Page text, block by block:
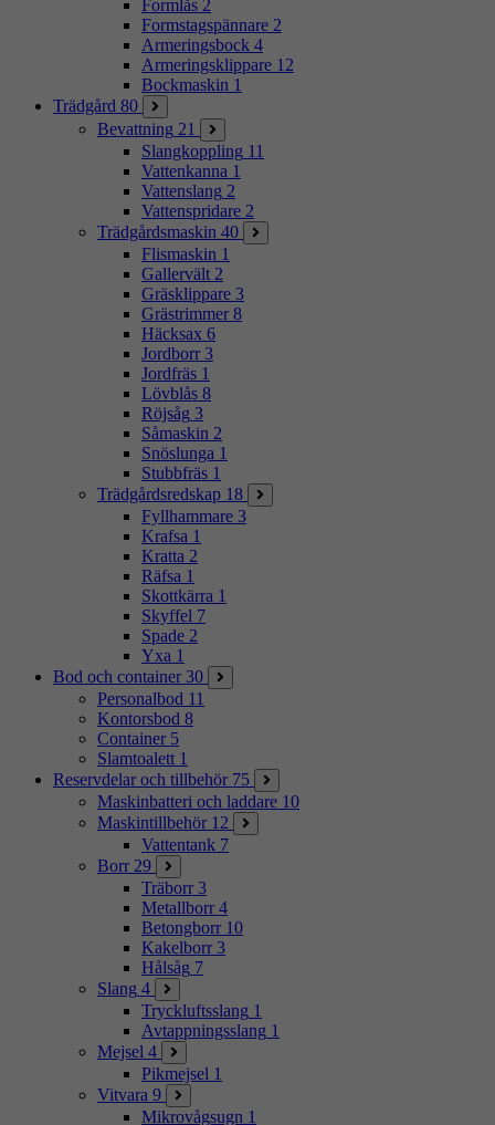
Formlås 2
Formstagspännare 2
Armeringsbock 4
Armeringsklippare 12
Bockmaskin 1
Trädgård 80
Bevattning 21
Slangkoppling 11
Vattenkanna 1
Vattenslang 2
Vattenspridare 2
Trädgårdsmaskin 40
Flismaskin 1
Gallervält 2
Gräsklippare 3
Grästrimmer 8
Häcksax 6
Jordborr 3
Jordfräs 1
Lövblås 8
Röjsåg 3
Såmaskin 2
Snöslunga 1
Stubbfräs 1
Trädgårdsredskap 18
Fyllhammare 3
Krafsa 1
Kratta 2
Räfsa 1
Skottkärra 1
Skyffel 7
Spade 2
Yxa 1
Bod och container 30
Personalbod 11
Kontorsbod 8
Container 5
Slamtoalett 1
Reservdelar och tillbehör 75
Maskinbatteri och laddare 10
Maskintillbehör 12
Vattentank 7
Borr 29
Träborr 3
Metallborr 4
Betongborr 10
Kakelborr 3
Hålsåg 7
Slang 4
Tryckluftsslang 1
Avtappningsslang 1
Mejsel 4
Pikmejsel 1
Vitvara 9
Mikrovågsugn 1